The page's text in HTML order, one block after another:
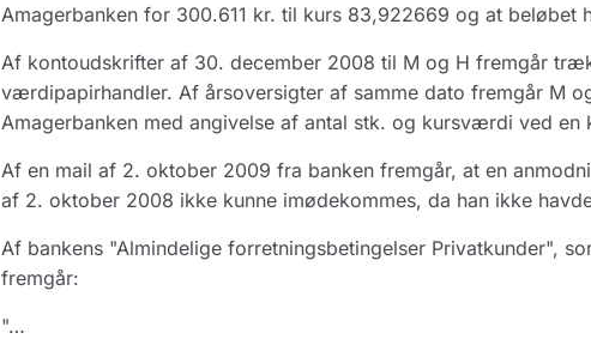
Amagerbanken for 300.611 kr. til kurs 83,922669 og at
Af kontoudskrifter af 30. december 2008 til M og H fremgår
værdipapirhandler. Af årsoversigter af samme dato fremgår M
Amagerbanken med angivelse af antal stk. og kursværdi ved en
Af en mail af 2. oktober 2009 fra banken fremgår, at en
af 2. oktober 2008 ikke kunne imødekommes, da han ikke
Af bankens "Almindelige forretningsbetingelser Privatkunder",
fremgår:
"…